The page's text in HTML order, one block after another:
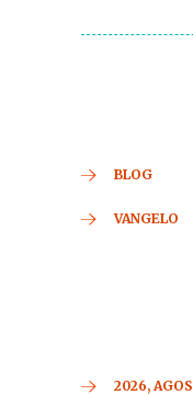
BLOG
VANGELO
2026,